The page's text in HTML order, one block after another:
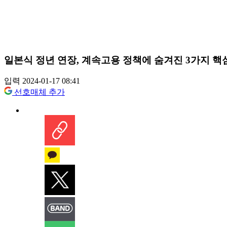
일본식 정년 연장, 계속고용 정책에 숨겨진 3가지 핵
입력 2024-01-17 08:41
선호매체 추가